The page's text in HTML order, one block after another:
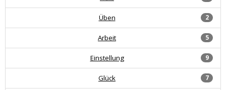
2
Üben
5
Arbeit
9
Einstellung
7
Glück